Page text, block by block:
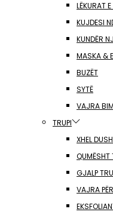
LËKURAT
KUJDESI
KUNDËR
MASKA &
BUZËT
SYTË
VAJRA
TRUPI
XHEL
QUMËSHT
GJALP
VAJRA